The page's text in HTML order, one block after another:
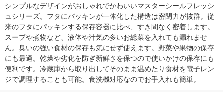
1個 ベストコ
シンプルなデザインがおしゃれでかわいいマスターシールフレッシ
ュシリーズ。フタにパッキンが一体化した構造は密閉力が抜群。従
来のフタにパッキンする保存容器に比べ、すき間なく密着します。
スープや煮物など、液体や汁気の多いお総菜を入れても漏れませ
ん。臭いの強い食材の保存も気にせず使えます。野菜や果物の保存
にも最適。乾燥や劣化を防ぎ新鮮さを保つので使いかけの保存にも
便利です。冷蔵庫から取り出してそのまま温めたり食材を電子レン
ジで調理することも可能。食洗機対応なのでお手入れも簡単。